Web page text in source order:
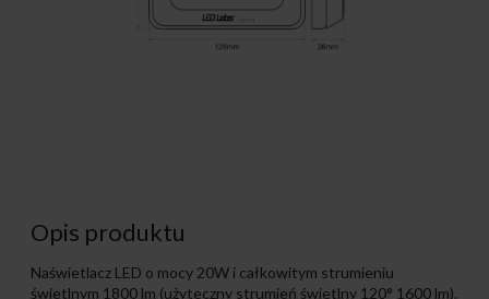
Opis produktu
Naświetlacz LED o mocy 20W i całkowitym strumieniu
świetlnym 1800 lm (użyteczny strumień świetlny 120° 1600 lm).